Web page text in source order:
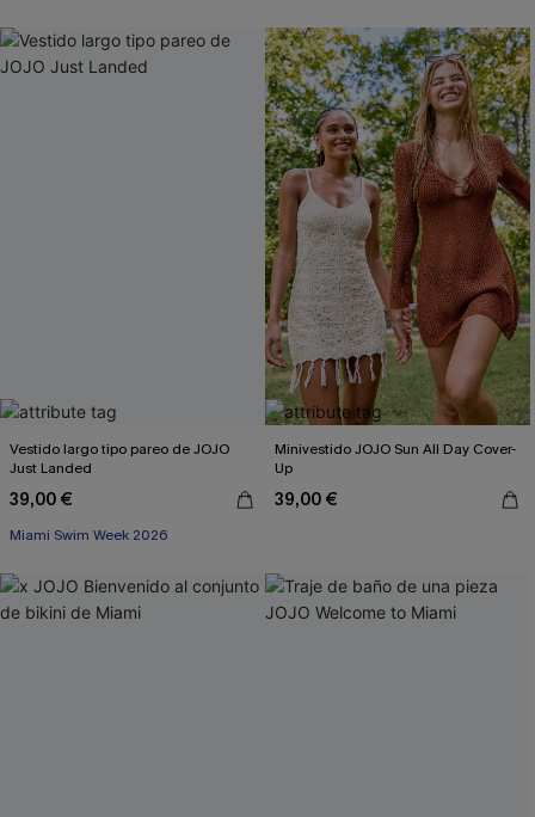
Vestido largo tipo pareo de JOJO
Just Landed
39,00 €
Miami Swim Week 2026
Minivestido JOJO Sun All Day Cover-
Up
39,00 €